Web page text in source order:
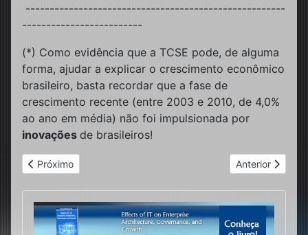
------------------------------------------------------
-------------------------
(*) Como evidência que a TCSE pode, de alguma
forma, ajudar a explicar o crescimento econômico
brasileiro, basta recordar que a fase de
crescimento recente (entre 2003 e 2010, de 4,0%
ao ano em média) não foi impulsionada por
inovações de brasileiros!
Artigo anterior: Espionagens e ataques à privacidade: a nova
Próximo Próximo artigo:
Anterior